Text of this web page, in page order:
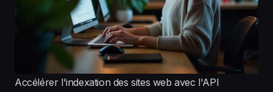
Accélérer l'indexation des sites web avec l'API